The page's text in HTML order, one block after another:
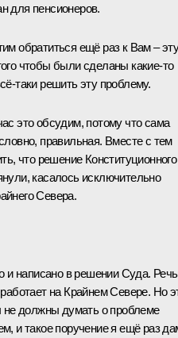
для пенсионеров.
обратиться ещё раз к Вам –
чтобы были сделаны какие‑то
решить эту проблему.
это обсудим, потому что сама
правильная. Вместе с тем
что решение Конституционного
касалось исключительно
Севера.
и написано в решении Суда. Речь
на Крайнем Севере. Но
не должны думать о проблеме
и такое поручение я ещё раз